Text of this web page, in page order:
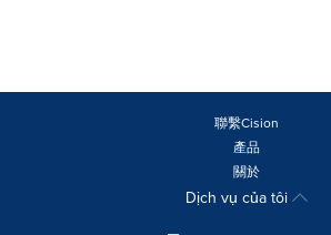
聯繫Cision
產品
關於
Dịch vụ của tôi